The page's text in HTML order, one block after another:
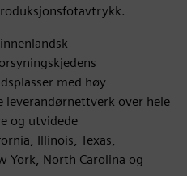
med høy
leverandørnettverk over hele
og utvidede
Illinois, Texas,
York, North Carolina og